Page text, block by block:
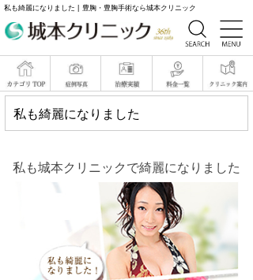
私も綺麗になりました | 豊胸・豊胸手術なら城本クリニック
私も綺麗になりました
私も城本クリニックで綺麗になりました